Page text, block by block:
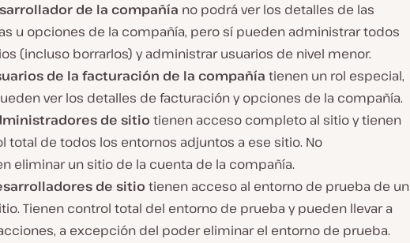
de la compañía no podrá ver los detalles de las
u opciones de la compañía, pero sí pueden administrar todos
(incluso borrarlos) y administrar usuarios de nivel menor.
de la facturación de la compañía tienen un rol especial,
ver los detalles de facturación y opciones de la compañía.
de sitio tienen acceso completo al sitio y tienen
total de todos los entornos adjuntos a ese sitio. No
eliminar un sitio de la cuenta de la compañía.
de sitio tienen acceso al entorno de prueba de un
Tienen control total del entorno de prueba y pueden llevar a
a excepción del poder eliminar el entorno de prueba.